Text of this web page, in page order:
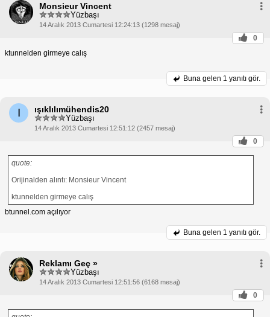
Monsieur Vincent
Yüzbaşı
14 Aralık 2013 Cumartesi 12:24:13 (1298 mesaj)
0
ktunnelden girmeye calış
Buna gelen 1 yanıtı gör.
I ışıklılımühendis20
Yüzbaşı
14 Aralık 2013 Cumartesi 12:51:12 (2457 mesaj)
0
quote:
Orijinalden alıntı: Monsieur Vincent
ktunnelden girmeye calış
btunnel.com açılıyor
Buna gelen 1 yanıtı gör.
Reklamı Geç »
Yüzbaşı
14 Aralık 2013 Cumartesi 12:51:56 (6168 mesaj)
0